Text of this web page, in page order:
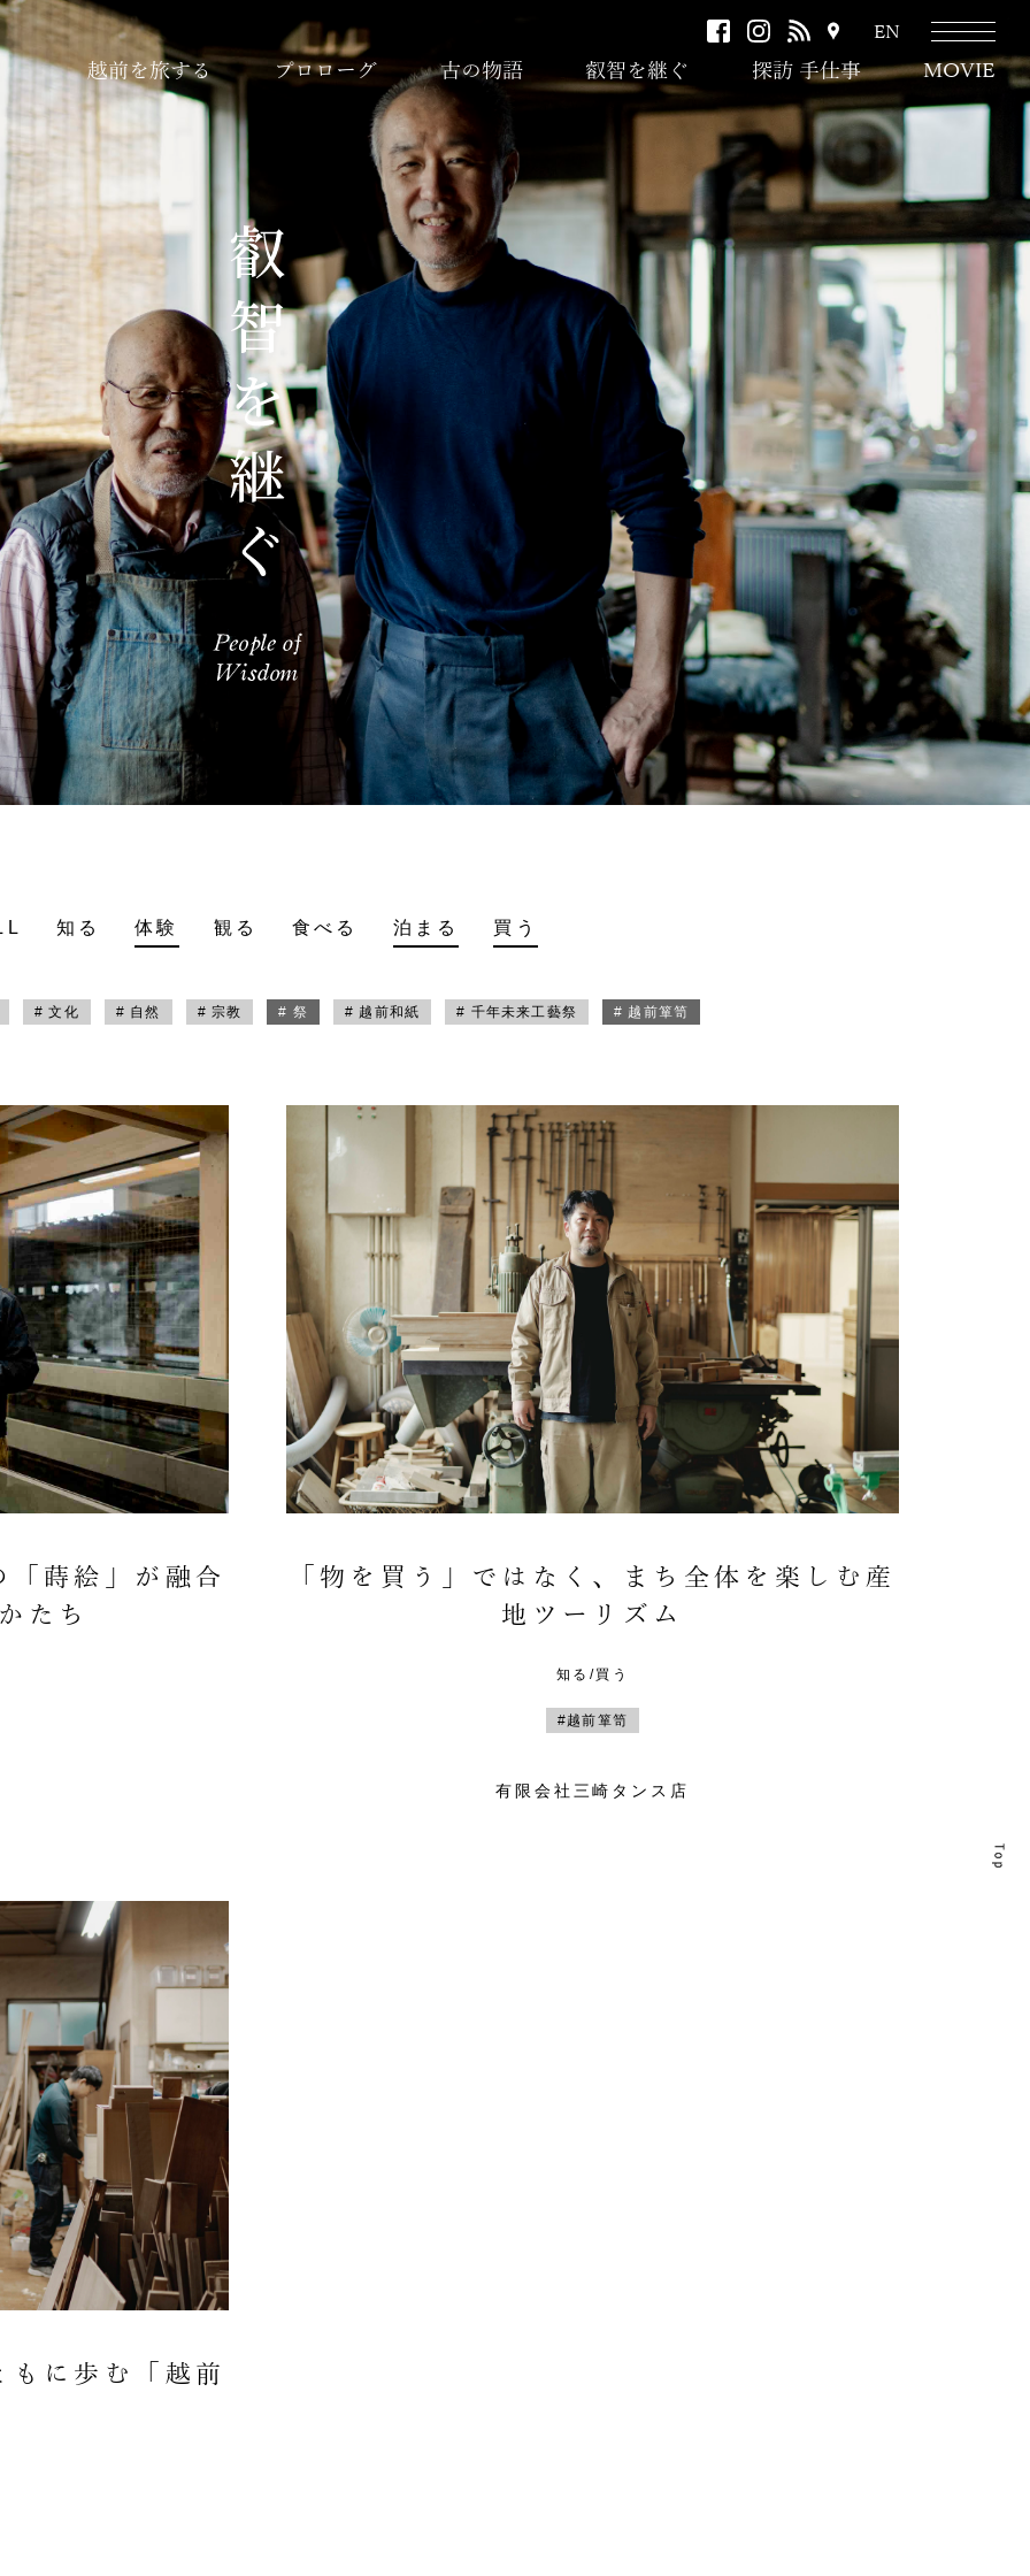
facebookinstagram
RSS
ク
セ
ス
EN
越前を旅する プロローグ 古の物語 叡智を継ぐ 探訪 手仕事 MOVIE
知る 体験 観る 食べる 泊まる 買う
# 文化 # 自然 # 宗教 # 祭 # 越前和紙 # 千年未来工藝祭 # 越前箪笥
蒔絵」が融合
たち
「物を買う」ではなく、まち全体を楽しむ産
地ツーリズム
知る/買う
#越前箪笥
有限会社三崎タンス店
に歩む「越前